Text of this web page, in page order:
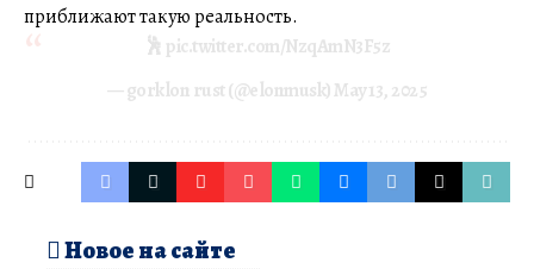
приближают такую реальность.
🕺 pic.twitter.com/NzqAmN3F5z
— gorklon rust (@elonmusk)May 13, 2025
Новое на сайте